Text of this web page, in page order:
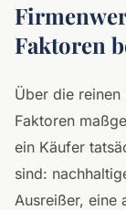
Faktoren
Über die reinen
Faktoren
ein Käufer
sind:
Ausreißer, eine